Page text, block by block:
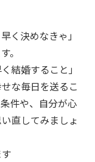
く決めなきゃ」
。
結婚すること」
な毎日を送るこ
件や、自分が心
直してみましょ